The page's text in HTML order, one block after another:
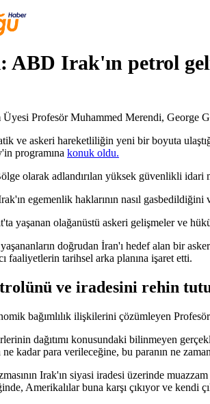
ABD Irak'ın petrol
Profesör Muhammed Merendi,
ve askeri hareketliliğin yeni bir boyuta
programına konuk oldu.
olarak adlandırılan yüksek güvenlikli
egemenlik haklarının nasıl gasbedildiğini
yaşanan olağanüstü askeri gelişmeler ve
doğrudan İran'ı hedef alan bir
faaliyetlerin tarihsel arka planına işaret etti.
ve iradesini rehin
bağımlılık ilişkilerini çözümleyen
dağıtımı konusundaki bilinmeyen
ne kadar para verileceğine, bu paranın ne
Irak'ın siyasi iradesi üzerinde
Amerikalılar buna karşı çıkıyor ve